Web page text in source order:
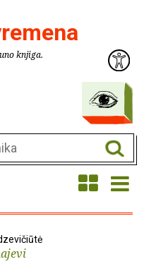
knjiga.